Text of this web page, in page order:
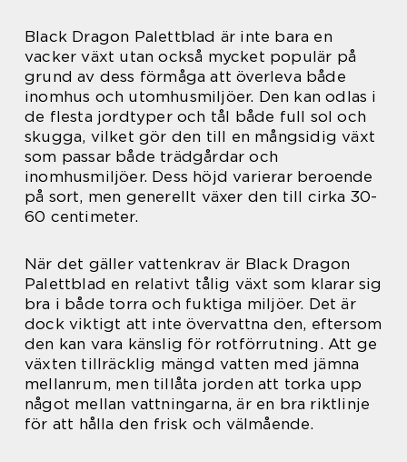
Black Dragon Palettblad är inte bara en
vacker växt utan också mycket populär på
grund av dess förmåga att överleva både
inomhus och utomhusmiljöer. Den kan odlas i
de flesta jordtyper och tål både full sol och
skugga, vilket gör den till en mångsidig växt
som passar både trädgårdar och
inomhusmiljöer. Dess höjd varierar beroende
på sort, men generellt växer den till cirka 30-
60 centimeter.
När det gäller vattenkrav är Black Dragon
Palettblad en relativt tålig växt som klarar sig
bra i både torra och fuktiga miljöer. Det är
dock viktigt att inte övervattna den, eftersom
den kan vara känslig för rotförrutning. Att ge
växten tillräcklig mängd vatten med jämna
mellanrum, men tillåta jorden att torka upp
något mellan vattningarna, är en bra riktlinje
för att hålla den frisk och välmående.